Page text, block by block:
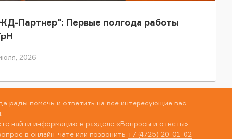
Партнер": Первые полгода работы
2026
рады помочь и ответить на все интересующие вас
найти информацию в разделе «Вопросы и ответы»
в онлайн-чате или позвонить +7 (4725) 20-01-02